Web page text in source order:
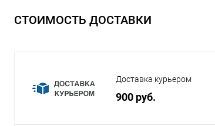
СТОИМОСТЬ ДОСТАВКИ
Доставка курьером
900 руб.